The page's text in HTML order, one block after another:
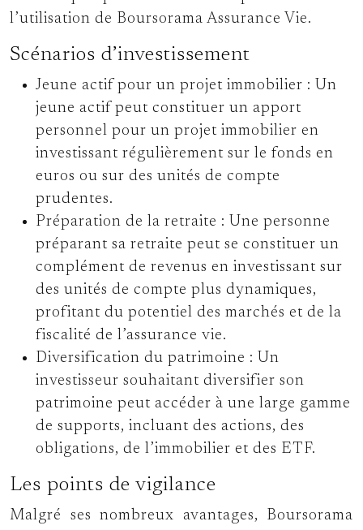
l’utilisation de Boursorama Assurance Vie.
Scénarios d’investissement
Jeune actif pour un projet immobilier : Un
jeune actif peut constituer un apport
personnel pour un projet immobilier en
investissant régulièrement sur le fonds en
euros ou sur des unités de compte
prudentes.
Préparation de la retraite : Une personne
préparant sa retraite peut se constituer un
complément de revenus en investissant sur
des unités de compte plus dynamiques,
profitant du potentiel des marchés et de la
fiscalité de l’assurance vie.
Diversification du patrimoine : Un
investisseur souhaitant diversifier son
patrimoine peut accéder à une large gamme
de supports, incluant des actions, des
obligations, de l’immobilier et des ETF.
Les points de vigilance
Malgré ses nombreux avantages, Boursorama